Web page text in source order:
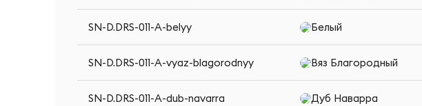
SN-D.DRS-011-A-belyy Белый
SN-D.DRS-011-A-vyaz-blagorodnyy Вяз Благородный
SN-D.DRS-011-A-dub-navarra Дуб Наварра